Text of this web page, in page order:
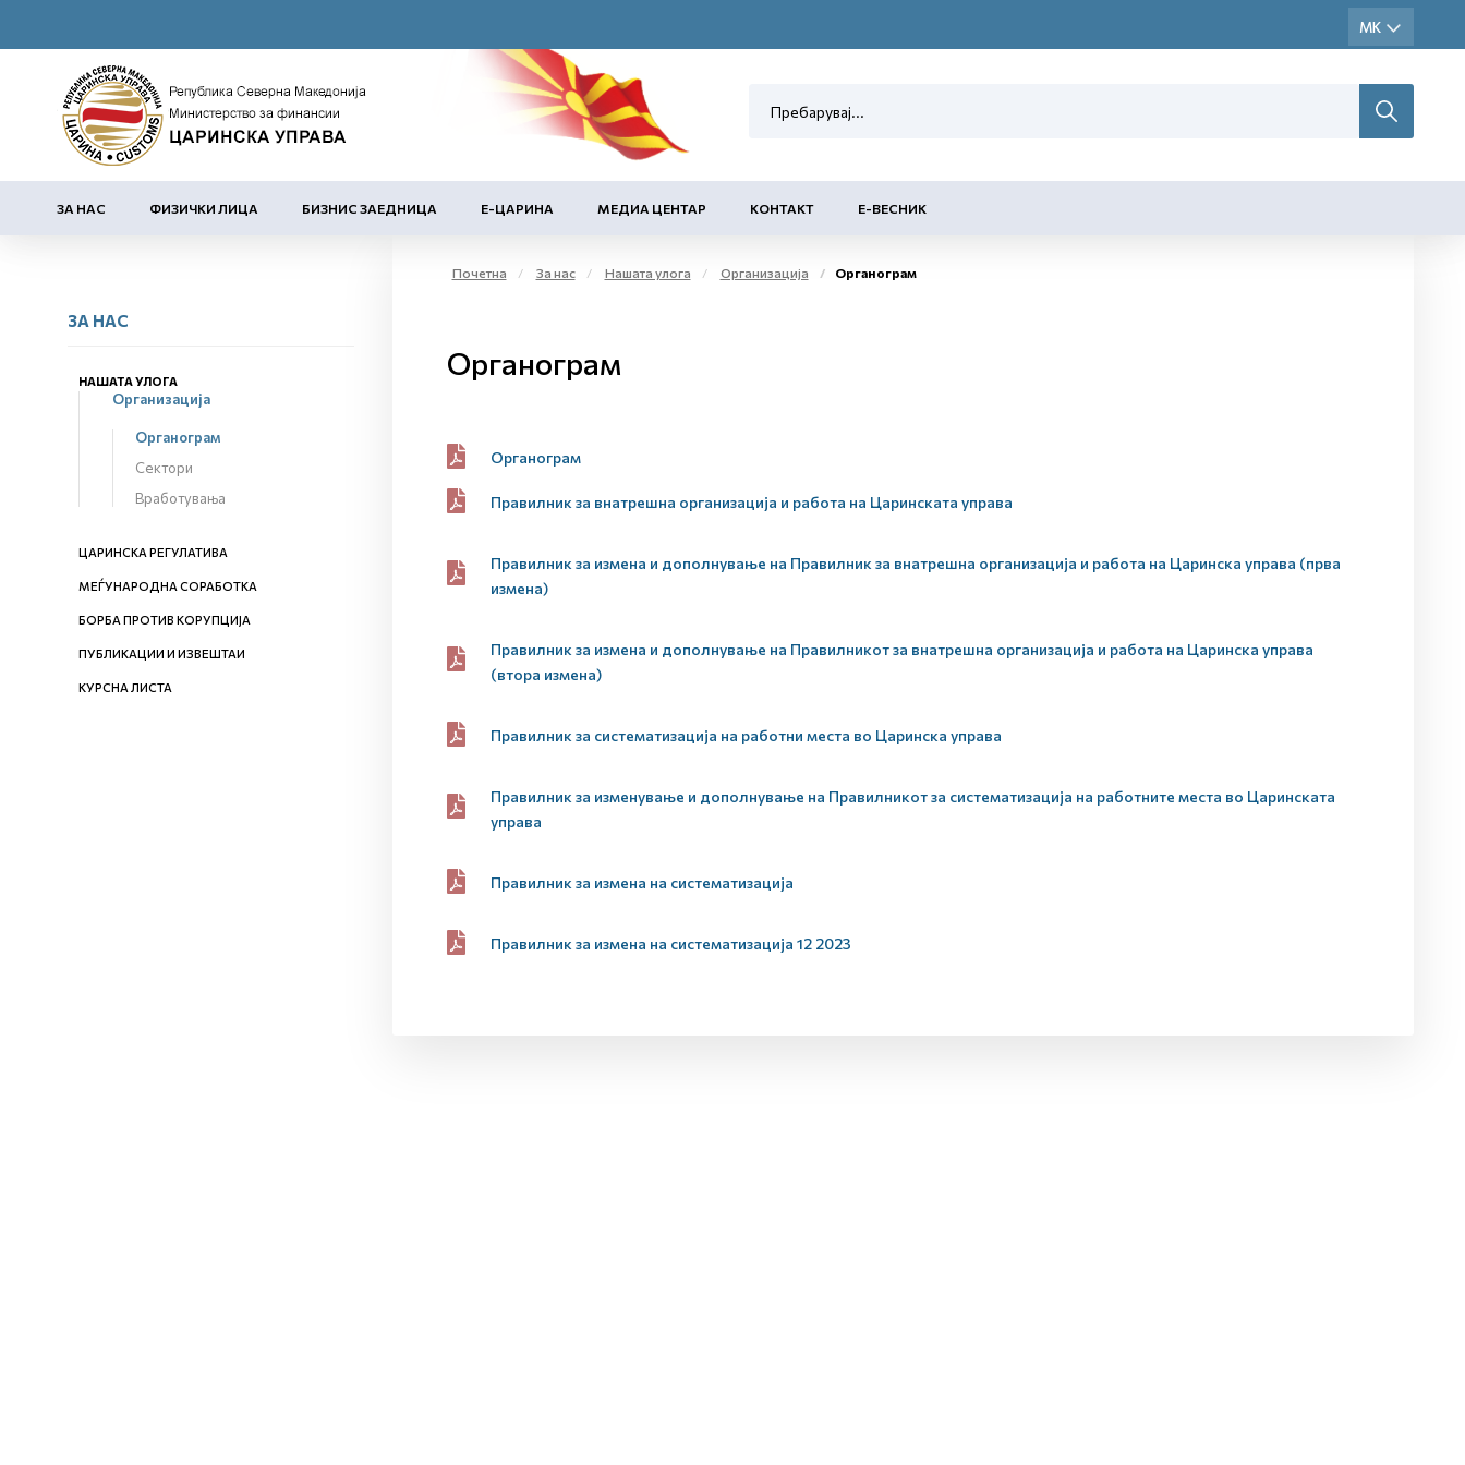
ЗА НАС ФИЗИЧКИ ЛИЦА БИЗНИС ЗАЕДНИЦА Е-ЦАРИНА МЕДИА ЦЕНТАР КОНТАКТ Е-ВЕСНИК
ЗА НАС
НАШАТА УЛОГА
Организација
Органограм
Сектори
Вработувања
ЦАРИНСКА РЕГУЛАТИВА
МЕЃУНАРОДНА СОРАБОТКА
БОРБА ПРОТИВ КОРУПЦИЈА
ПУБЛИКАЦИИ И ИЗВЕШТАИ
КУРСНА ЛИСТА
Почетна За нас Нашата улога Организација Органограм
Органограм
Органограм
Правилник за внатрешна организација и работа на Царинската управа
Правилник за измена и дополнување на Правилник за внатрешна организација и работа на Царинска управа (прва
измена)
Правилник за измена и дополнување на Правилникот за внатрешна организација и работа на Царинска управа
(втора измена)
Правилник за систематизација на работни места во Царинска управа
Правилник за изменување и дополнување на Правилникот за систематизација на работните места во Царинската
управа
Правилник за измена на систематизација
Правилник за измена на систематизација 12 2023